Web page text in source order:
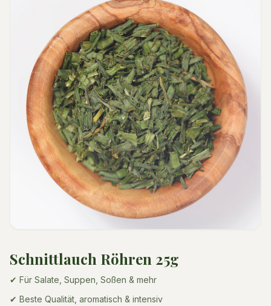
Schnittlauch Röhren 25g
✔ Für Salate, Suppen, Soßen & mehr
✔ Beste Qualität, aromatisch & intensiv